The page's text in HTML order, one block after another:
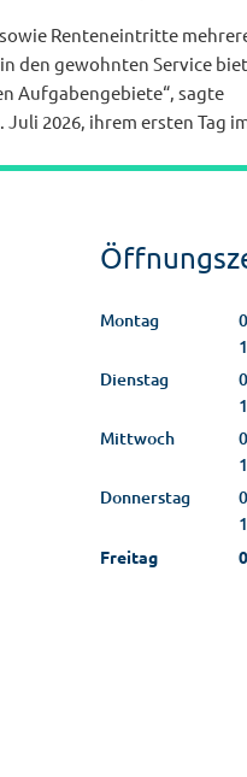
Renteneintritte
den gewohnten Service
Aufgabengebiete“, sagte
2026, ihrem ersten Tag
Montag
Dienstag
Mittwoch
Donnerstag
Freitag